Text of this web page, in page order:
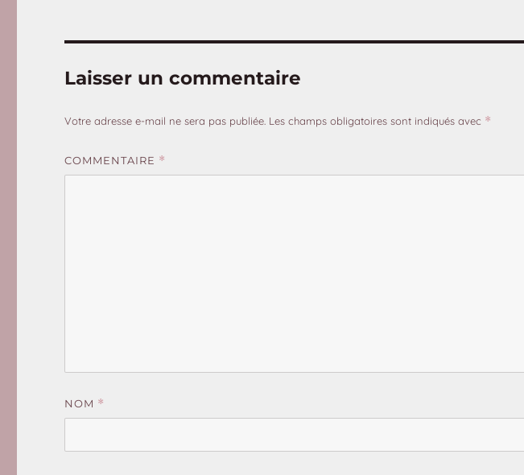
Laisser un commentaire
Votre adresse e-mail ne sera pas publiée. Les champs obligatoires sont indiqués avec *
COMMENTAIRE *
NOM *